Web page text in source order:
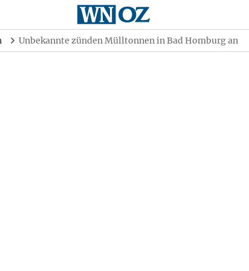
Unbekannte zünden Mülltonnen in Bad Homburg an